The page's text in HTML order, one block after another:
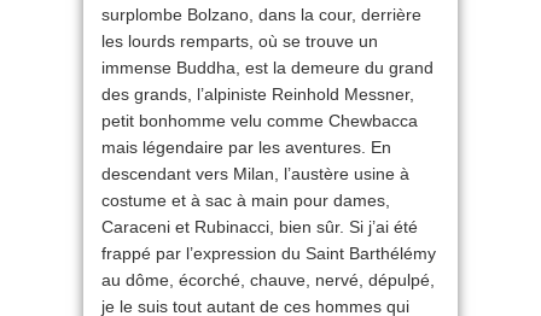
surplombe Bolzano, dans la cour, derrière
les lourds remparts, où se trouve un
immense Buddha, est la demeure du grand
des grands, l’alpiniste Reinhold Messner,
petit bonhomme velu comme Chewbacca
mais légendaire par les aventures. En
descendant vers Milan, l’austère usine à
costume et à sac à main pour dames,
Caraceni et Rubinacci, bien sûr. Si j’ai été
frappé par l’expression du Saint Barthélémy
au dôme, écorché, chauve, nervé, dépulpé,
je le suis tout autant de ces hommes qui